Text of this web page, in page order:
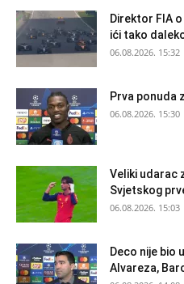
Direktor FIA
ići tako
06.08.2026. 15:32
Prva ponuda
06.08.2026. 15:30
Veliki udarac
Svjetskog
06.08.2026. 15:03
Deco nije bio
Alvareza,